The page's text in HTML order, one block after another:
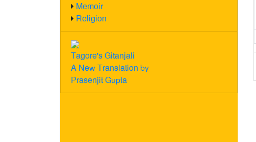
Memoir
Religion
Tagore's Gitanjali
A New Translation by
Prasenjit Gupta